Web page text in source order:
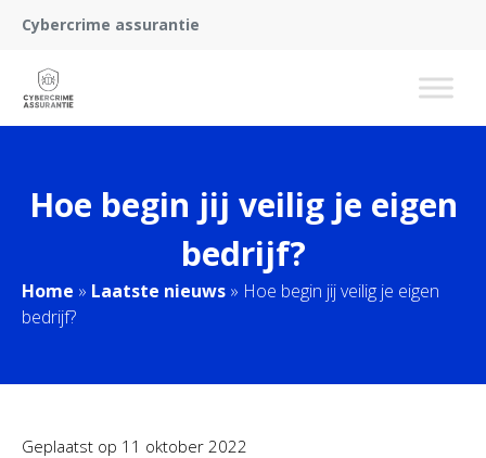
Cybercrime assurantie
Hoe begin jij veilig je eigen
bedrijf?
Home » Laatste nieuws » Hoe begin jij veilig je eigen
bedrijf?
Geplaatst op 11 oktober 2022